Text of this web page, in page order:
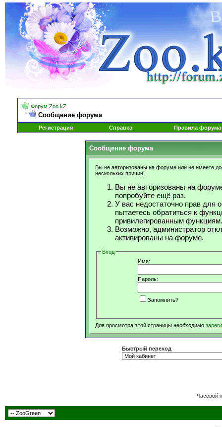
Форум Zoo.kZ
Сообщение форума
Регистрация Справка Правила форума
Сообщение форума
Вы не авторизованы на форуме или не имеете
нескольких причин:
Вы не авторизованы на
попробуйте ещё раз.
У вас недостаточно прав для
пытаетесь обратиться к
привилегированным функциям.
Возможно, администратор
активированы на форуме.
Вход
Имя:
Пароль:
Запомнить?
Для просмотра этой страницы необходимо
Быстрый переход
Часовой